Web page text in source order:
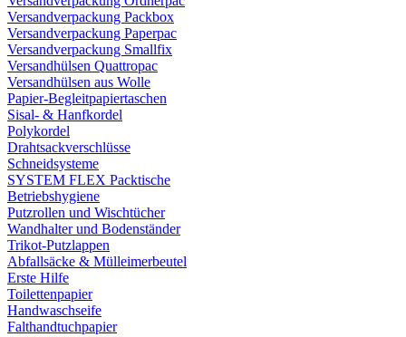
Versandverpackung Packbox
Versandverpackung Paperpac
Versandverpackung Smallfix
Versandhülsen Quattropac
Versandhülsen aus Wolle
Papier-Begleitpapiertaschen
Sisal- & Hanfkordel
Polykordel
Drahtsackverschlüsse
Schneidsysteme
SYSTEM FLEX Packtische
Betriebshygiene
Putzrollen und Wischtücher
Wandhalter und Bodenständer
Trikot-Putzlappen
Abfallsäcke & Mülleimerbeutel
Erste Hilfe
Toilettenpapier
Handwaschseife
Falthandtuchpapier